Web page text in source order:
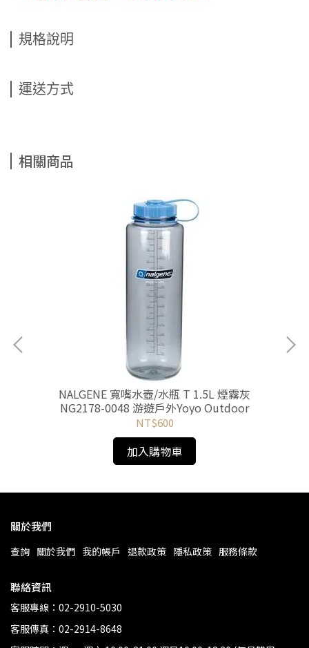
規格說明
運送方式
相關商品
NALGENE 寬嘴水壺/水瓶 T 1.5L 煙霧灰
NG2178-0048 游遊戶外Yoyo Outdoor
NT$600
加入購物車
關於我們
查詢 關於我們 我的帳戶 退款政策 隱私政策 服務條款
聯絡資訊
客服專線：02-2910-5030
客服傳真：02-2914-8648